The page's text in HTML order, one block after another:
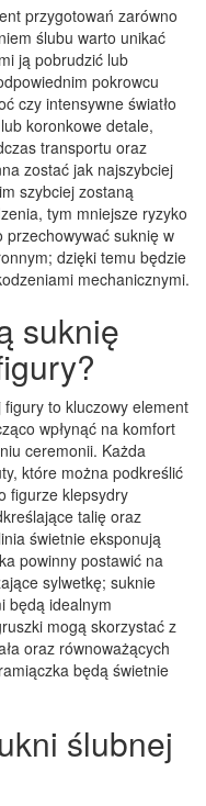
przygotowań zarówno
ślubu warto unikać
ją pobrudzić lub
pokrowcu
czy intensywne światło
koronkowe detale,
transportu oraz
zostać jak najszybciej
szybciej zostaną
tym mniejsze ryzyko
przechowywać suknię w
dzięki temu będzie
mechanicznymi.
suknię
to kluczowy element
wpłynąć na komfort
ceremonii. Każda
które można podkreślić
figurze klepsydry
talię oraz
świetnie eksponują
powinny postawić na
sylwetkę; suknie
będą idealnym
mogą skorzystać z
oraz równoważących
będą świetnie
ślubnej